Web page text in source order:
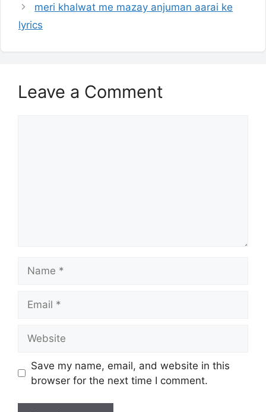
meri khalwat me mazay anjuman aarai ke
lyrics
Leave a Comment
Save my name, email, and website in this
browser for the next time I comment.